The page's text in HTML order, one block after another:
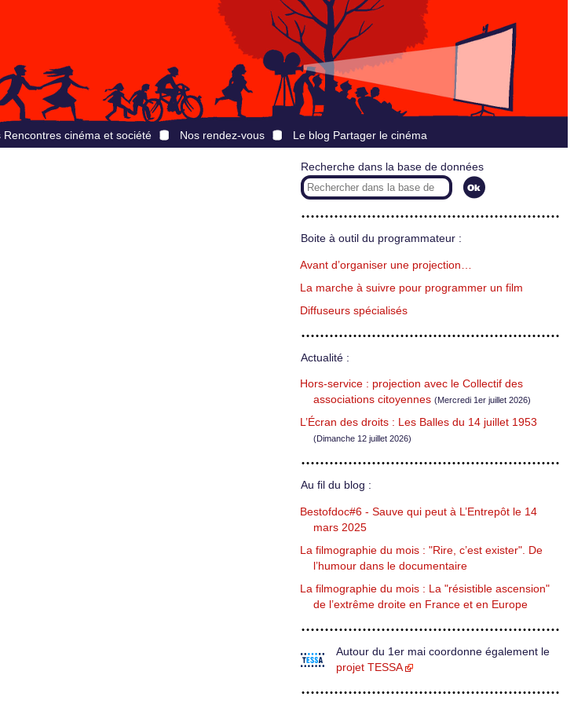
Rencontres cinéma et société Nos rendez-vous Le blog Partager le cinéma
Recherche dans la base de données
Boite à outil du programmateur :
Avant d’organiser une projection…
La marche à suivre pour programmer un film
Diffuseurs spécialisés
Actualité :
Hors-service : projection avec le Collectif des
associations citoyennes (Mercredi 1er juillet 2026)
L’Écran des droits : Les Balles du 14 juillet 1953
(Dimanche 12 juillet 2026)
Au fil du blog :
Bestofdoc#6 - Sauve qui peut à L’Entrepôt le 14
mars 2025
La filmographie du mois : "Rire, c’est exister". De
l’humour dans le documentaire
La filmographie du mois : La "résistible ascension"
de l’extrême droite en France et en Europe
Autour du 1er mai coordonne également le
projet TESSA